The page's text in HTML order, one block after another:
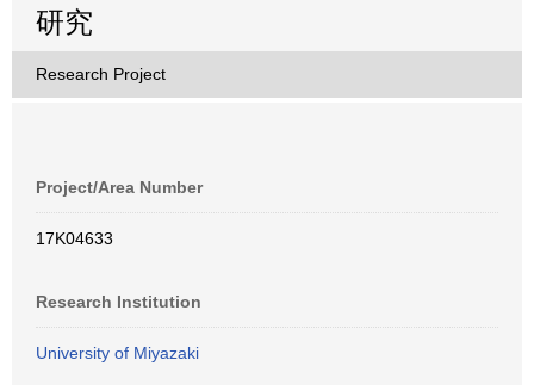
研究
Research Project
Project/Area Number
17K04633
Research Institution
University of Miyazaki